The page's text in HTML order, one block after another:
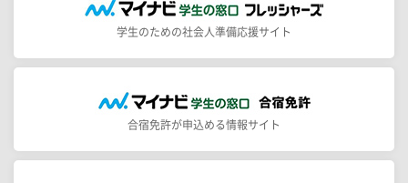
学生のための社会人準備応援サイト
合宿免許が申込める情報サイト